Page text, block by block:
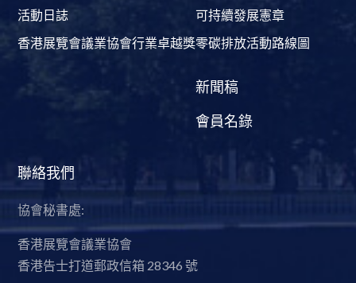
活動日誌
香港展覽會議業協會行業卓越獎
可持續發展憲章
零碳排放活動路線圖
新聞稿
會員名錄
聯絡我們
協會秘書處:
香港展覽會議業協會
香港告士打道郵政信箱 28346 號